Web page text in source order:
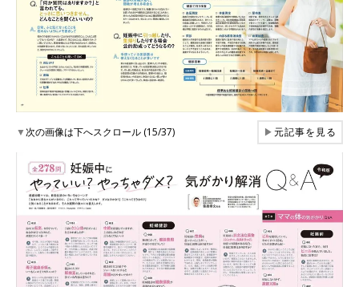
▼次の画像は下へスクロール (15/37) ▶元記事を見る